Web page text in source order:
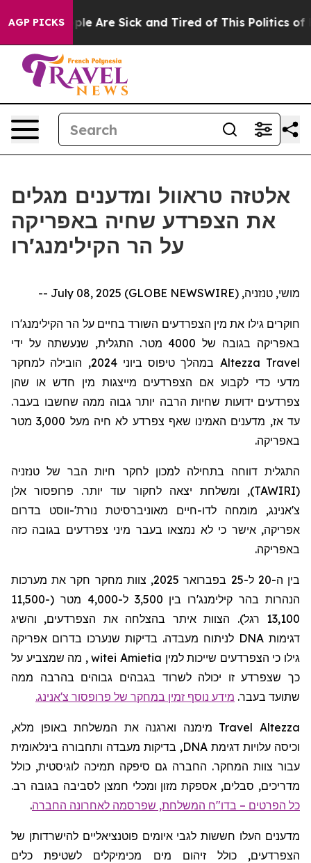
AGP PICKS
“People Are Sick and Tired of This Politics of
אלטזה טראוול ומדענים מגלים
את הצפרדע שחיה באפריקה
על הר הקילימנג'רו
מושי, טנזניה, July 08, 2025 (GLOBE NEWSWIRE) --
חוקרים גילו את מין הצפרדעים השורד בחיים על הר הקילימנג'רו
באפריקה בגובה של 4000 מטר. התגלית, שנעשתה על ידי
Altezza Travel
במהלך טיפוס ביוני 2024, הובילה למחקר
מדעי כדי לקבוע אם הצפרדעים מייצגות מין חדש או שהן
צפרדעים ידועות שחיות הרבה יותר גבוה ממה שחשבו בעבר.
עד אז, מדענים האמינו שאף צפרדע לא חיה מעל 3,000 מטר
באפריקה.
התגלית דווחה בתחילה למכון לחקר חיות הבר של טנזניה
(
TAWIRI), ומשלחת יצאה לחקור עוד יותר. פרופסור אלן
צ'אנינג, מומחה לדו-חיים מאוניברסיטת נורת'-ווסט בדרום
אפריקה, אישר כי לא נמצאו בעבר מיני צפרדעים בגובה כזה
באפריקה.
בין ה-20 ל-25 בפברואר 2025, צוות מחקר חקר את מערכות
הנהרות בהר קילימנג'רו בין 3,500 ל-4,000 מטר (11,500-
13,100 רגל). הצוות איתר בהצלחה את הצפרדעים, והשיג
דגימות DNA לניתוח מעבדה. בדיקות שנערכו בדרום אפריקה
גילו כי הצפרדעים שייכות למין Amietia
witei, מה שמצביע על
כך שצפרדע זו יכולה לשרוד בגבהים גבוהים בהרבה ממה
שתועד בעבר. מידע נוסף זמין במחקר של פרופסור צ'אנינג.
Altezza
Travel מימנה וארגנה את המשלחת באופן מלא,
וכיסה עלויות דגימת DNA, בדיקות מעבדה ותחבורה בינלאומית
עבור צוות המחקר. החברה גם סיפקה תמיכה לוגיסטית, כולל
מדריכים, סבלים, אספקת מזון ומכלי חמצן לסביבה בגובה רב.
כל הפרטים – בדו"ח המשלחת, שפרסמה לאחרונה החברה.
מדענים העלו חששות לגבי איומים פוטנציאליים להישרדותן של
הצפרדעים, כולל זיהום מים מכימיקלים לשטיפת כלים